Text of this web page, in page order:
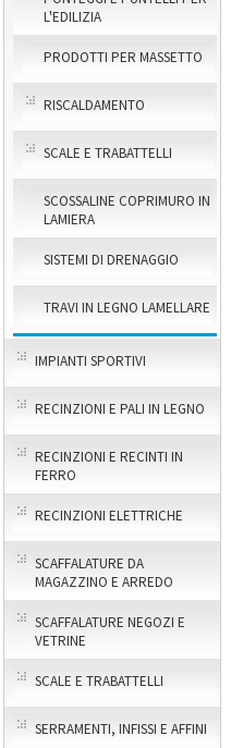
L'EDILIZIA
PRODOTTI PER MASSETTO
RISCALDAMENTO
SCALE E TRABATTELLI
SCOSSALINE COPRIMURO IN
LAMIERA
SISTEMI DI DRENAGGIO
TRAVI IN LEGNO LAMELLARE
IMPIANTI SPORTIVI
RECINZIONI E PALI IN LEGNO
RECINZIONI E RECINTI IN
FERRO
RECINZIONI ELETTRICHE
SCAFFALATURE DA
MAGAZZINO E ARREDO
SCAFFALATURE NEGOZI E
VETRINE
SCALE E TRABATTELLI
SERRAMENTI, INFISSI E AFFINI